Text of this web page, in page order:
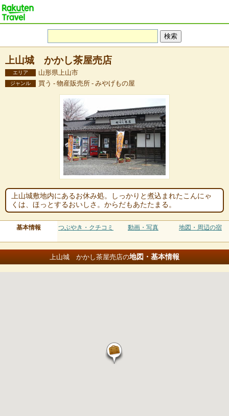
上山城 かかし茶屋売店
エリア 山形県上山市
ジャンル 買う - 物産販売所 - みやげもの屋
上山城敷地内にあるお休み処。しっかりと煮込まれたこんにゃ
くは、ほっとするおいしさ。からだもあたたまる。
基本情報 つぶやき・クチコミ 動画・写真 地図・周辺の宿
上山城 かかし茶屋売店の地図・基本情報